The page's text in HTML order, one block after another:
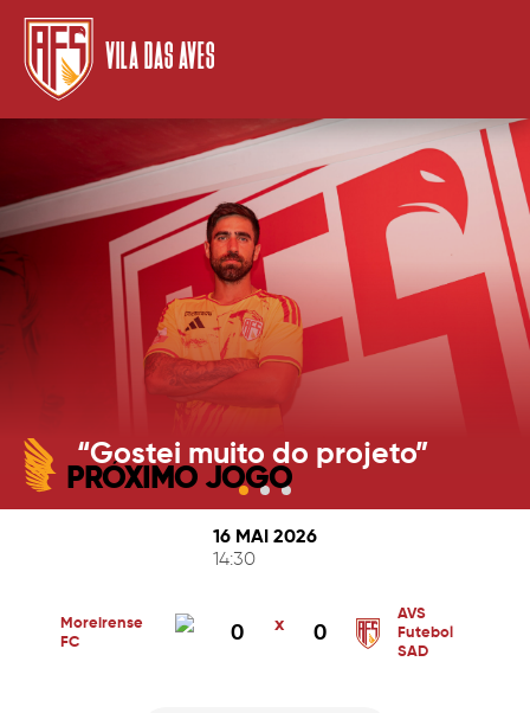
VILA DAS AVES
“Gostei muito do projeto”
PRÓXIMO JOGO
16 MAI 2026
14:30
Moreirense
FC
0 x 0
AVS
Futebol
SAD